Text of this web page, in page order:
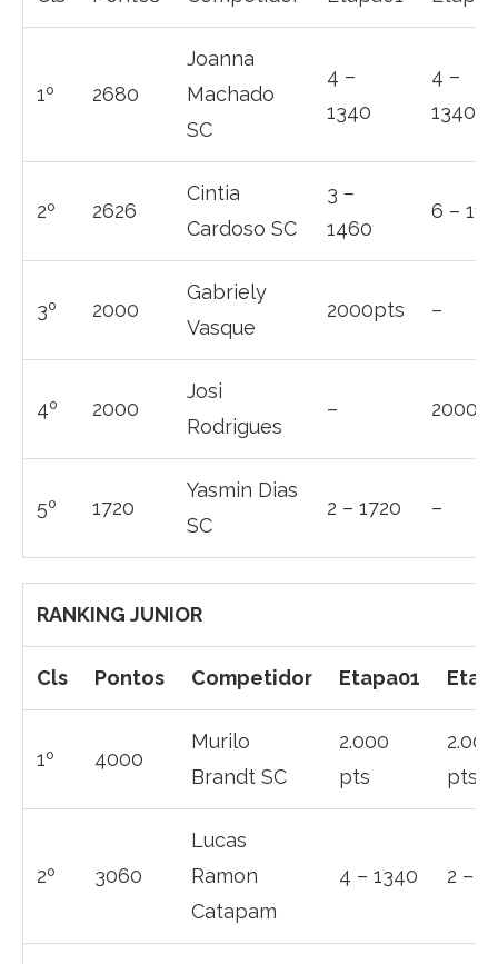
1º 2680
Joanna
Machado
SC
4 –
1340
4 –
1340
2º 2626
Cintia
Cardoso SC
3 –
1460
6 –
3º 2000
Gabriely
Vasque
2000pts –
4º 2000
Josi
Rodrigues
–
5º 1720
Yasmin Dias
SC
2 – 1720 –
RANKING JUNIOR
Cls Pontos Competidor Etapa01
1º 4000
Murilo
Brandt SC
2.000
pts
2.000
pts
2º 3060
Lucas
Ramon
Catapam
4 – 1340 2 –